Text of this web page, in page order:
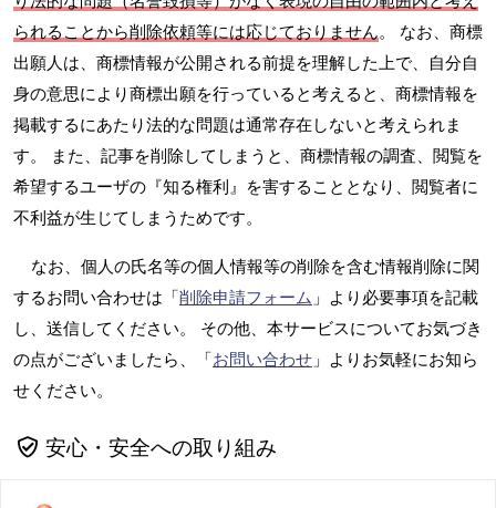
られることから削除依頼等には応じておりません。 なお、商標
出願人は、商標情報が公開される前提を理解した上で、自分自
身の意思により商標出願を行っていると考えると、商標情報を
掲載するにあたり法的な問題は通常存在しないと考えられま
す。 また、記事を削除してしまうと、商標情報の調査、閲覧を
希望するユーザの『知る権利』を害することとなり、閲覧者に
不利益が生じてしまうためです。
なお、個人の氏名等の個人情報等の削除を含む情報削除に関
するお問い合わせは「削除申請フォーム 」より必要事項を記載
し、送信してください。 その他、本サービスについてお気づき
の点がございましたら、「お問い合わせ 」よりお気軽にお知ら
せください。
安心・安全への取り組み